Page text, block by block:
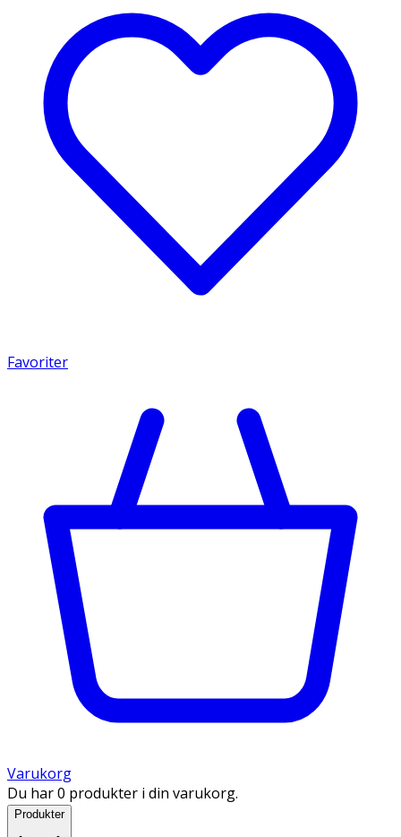
Favoriter
Varukorg
Du har 0 produkter i din varukorg.
Produkter